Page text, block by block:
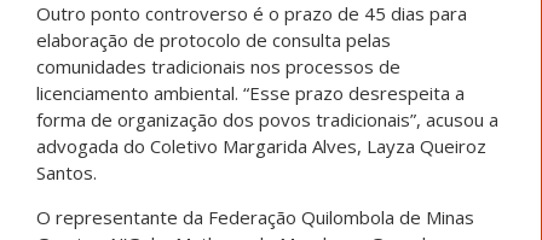
Outro ponto controverso é o prazo de 45 dias para
elaboração de protocolo de consulta pelas
comunidades tradicionais nos processos de
licenciamento ambiental. “Esse prazo desrespeita a
forma de organização dos povos tradicionais”, acusou a
advogada do Coletivo Margarida Alves, Layza Queiroz
Santos.
O representante da Federação Quilombola de Minas